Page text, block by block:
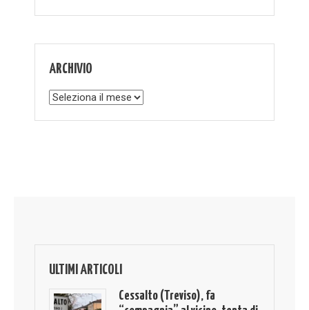
ARCHIVIO
Archivio
ULTIMI ARTICOLI
Cessalto (Treviso), fa